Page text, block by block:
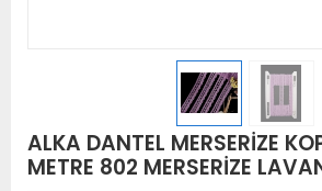
ALKA DANTEL MERSERİZE
METRE 802 MERSERİZE